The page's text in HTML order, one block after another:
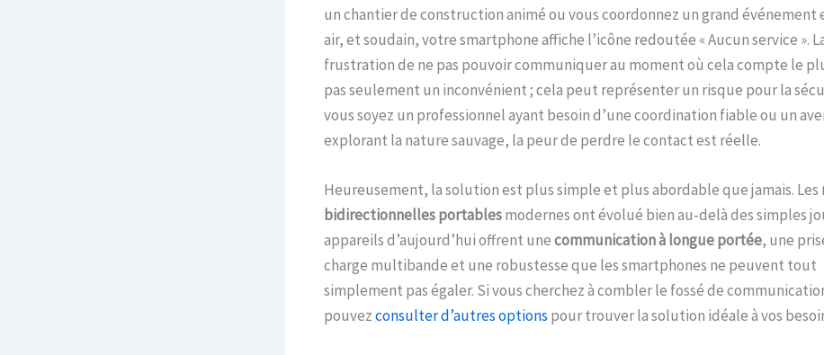
un chantier de construction animé ou vous coordonnez un grand événement
air, et soudain, votre smartphone affiche l’icône redoutée « Aucun service ».
frustration de ne pas pouvoir communiquer au moment où cela compte le
pas seulement un inconvénient ; cela peut représenter un risque pour la
vous soyez un professionnel ayant besoin d’une coordination fiable ou un
explorant la nature sauvage, la peur de perdre le contact est réelle.
Heureusement, la solution est plus simple et plus abordable que jamais. Les
bidirectionnelles portablesmodernes ont évolué bien au-delà des simples
appareils d’aujourd’hui offrent unecommunication à longue portée, une
charge multibande et une robustesse que les smartphones ne peuvent tout
simplement pas égaler. Si vous cherchez à combler le fossé de
pouvezconsulter d’autres options pour trouver la solution idéale à vos